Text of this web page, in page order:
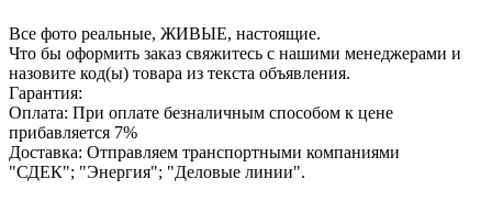
Все фото реальные, ЖИВЫЕ, настоящие.
Что бы оформить заказ свяжитесь с нашими менеджерами и
назовите код(ы) товара из текста объявления.
Гарантия:
Оплата: При оплате безналичным способом к цене
прибавляется 7%
Доставка: Отправляем транспортными компаниями
"СДЕК"; "Энергия"; "Деловые линии".